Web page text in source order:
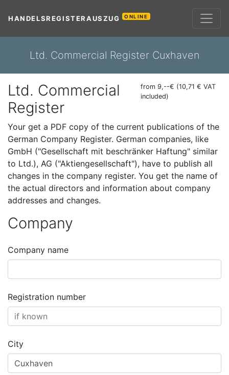
HANDELSREGISTERAUSZUG ONLINE
Ltd. Commercial Register Cuxhaven
Ltd. Commercial
Register
from 9,--€ (10,71 € VAT
included)
Your get a PDF copy of the current publications of the
German Company Register. German companies, like
GmbH ("Gesellschaft mit beschränker Haftung" similar
to Ltd.), AG ("Aktiengesellschaft"), have to publish all
changes in the company register. You get the name of
the actual directors and information about company
addresses and changes.
Company
Company name
Registration number
City